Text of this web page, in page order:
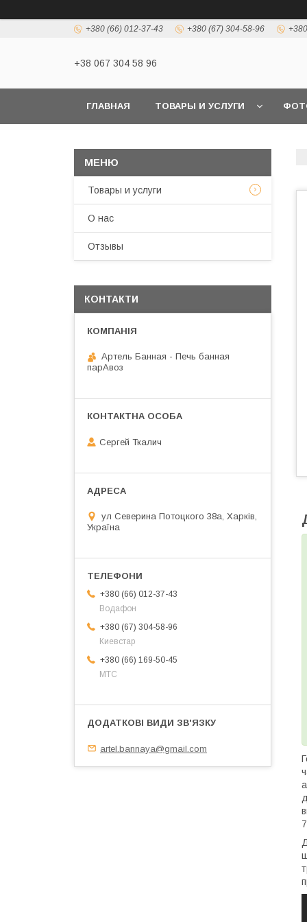
+380 (66) 012-37-43 +380 (67) 304-58-96
+38 067 304 58 96
ГЛАВНАЯ ТОВАРЫ И УСЛУГИ
Товары и услуги
О нас
Отзывы
КОНТАКТИ
Артель Банная - Печь банная
парАвоз
Сергей Ткалич
ул Северина Потоцкого 38а, Харків,
Україна
+380 (66) 012-37-43
Водафон
+380 (67) 304-58-96
Киевстар
+380 (66) 169-50-45
МТС
artel.bannaya@gmail.com